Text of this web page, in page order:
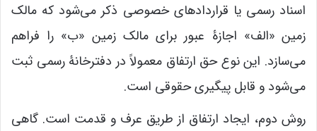
اسناد رسمی یا قراردادهای خصوصی ذکر می‌شود که مالک
زمین «الف» اجازۀ عبور برای مالک زمین «ب» را فراهم
می‌سازد. این نوع حق ارتفاق معمولاً در دفترخانۀ رسمی ثبت
می‌شود و قابل پیگیری حقوقی است.
روش دوم، ایجاد ارتفاق از طریق عرف و قدمت است. گاهی